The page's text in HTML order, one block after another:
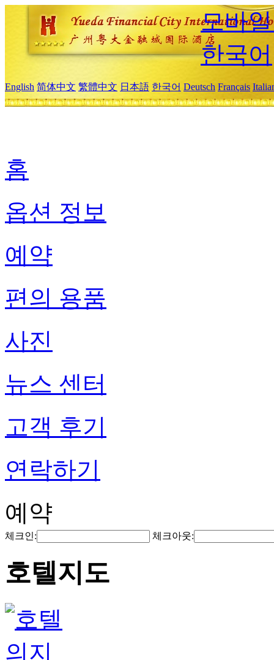
모바
한국어
English 简体中文 繁體中文 日本語 한국어 Deutsch Français
홈
옵션 정보
예약
편의 용품
사진
뉴스 센터
고객 후기
연락하기
예약
체크인: 체크아웃:
호텔지도